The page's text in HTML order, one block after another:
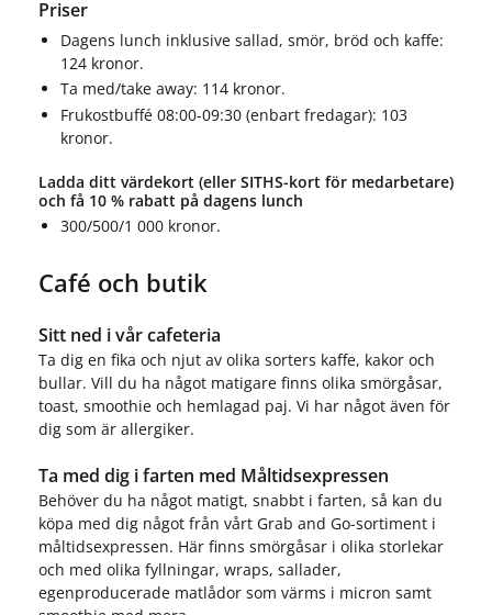
Priser
Dagens lunch inklusive sallad, smör, bröd och kaffe:
124 kronor.
Ta med/take away: 114 kronor.
Frukostbuffé 08:00-09:30 (enbart fredagar): 103
kronor.
Ladda ditt värdekort (eller SITHS-kort för medarbetare)
och få 10 % rabatt på dagens lunch
300/500/1 000 kronor.
Café och butik
Sitt ned i vår cafeteria
Ta dig en fika och njut av olika sorters kaffe, kakor och
bullar. Vill du ha något matigare finns olika smörgåsar,
toast, smoothie och hemlagad paj. Vi har något även för
dig som är allergiker.
Ta med dig i farten med Måltidsexpressen
Behöver du ha något matigt, snabbt i farten, så kan du
köpa med dig något från vårt Grab and Go-sortiment i
måltidsexpressen. Här finns smörgåsar i olika storlekar
och med olika fyllningar, wraps, sallader,
egenproducerade matlådor som värms i micron samt